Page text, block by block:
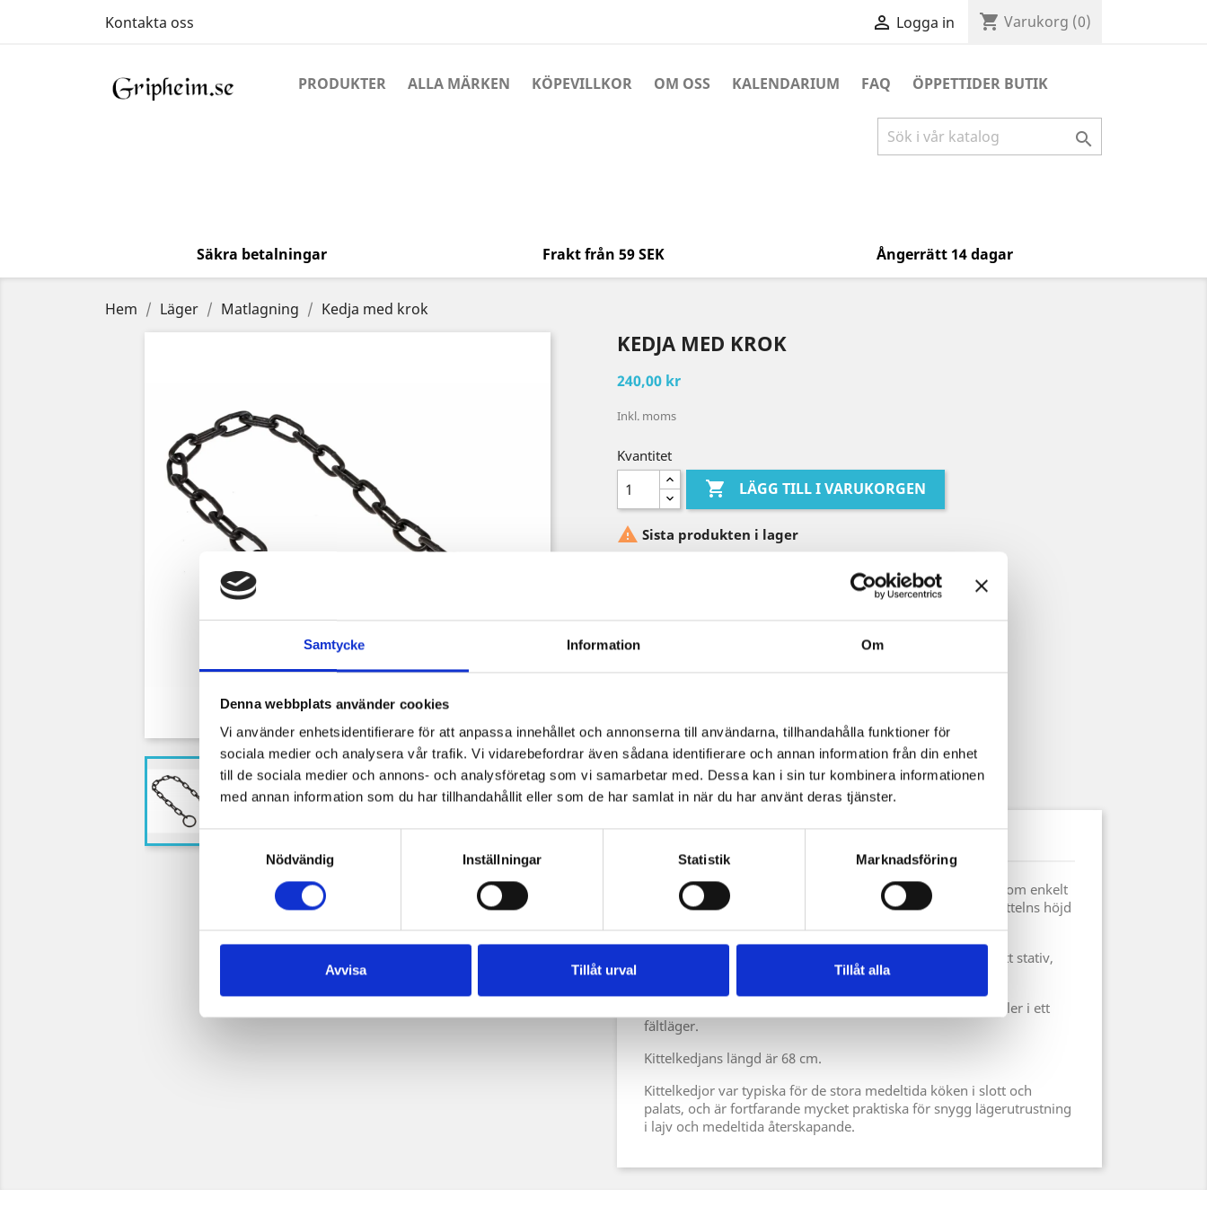
Samtycke Information Om
Denna webbplats använder cookies
Vi använder enhetsidentifierare för att anpassa innehållet och annonserna till användarna, tillhandahålla funktioner för
sociala medier och analysera vår trafik. Vi vidarebefordrar även sådana identifierare och annan information från din enhet
till de sociala medier och annons- och analysföretag som vi samarbetar med. Dessa kan i sin tur kombinera informationen
med annan information som du har tillhandahållit eller som de har samlat in när du har använt deras tjänster.
Nödvändig
Inställningar Statistik Marknadsföring
Avvisa Tillåt urval Tillåt alla
Kontakta oss  Logga in shopping_cart Varukorg (0)
PRODUKTER ALLA MÄRKEN KÖPEVILLKOR OM OSS KALENDARIUM FAQ ÖPPETTIDER BUTIK

Säkra betalningar Frakt från 59 SEK Ångerrätt 14 dagar
Hem Läger Matlagning Kedja med krok
KEDJA MED KROK
240,00 kr
Inkl. moms
Kvantitet
 LÄGG TILL I VARUKORGEN
 Sista produkten i lager
Ångerrätt 14 dagar
Den medeltida grimkedjan har en liten krok på ena sidan som enkelt
hakas fast i kittelns handtag eller i en länk i kedjan så att kittelns höjd
över elden enkelt kan justeras.
Ringen på motsatt sida av kittelkedjan hakas enkelt fast i ett stativ,
från vilket kedjan sedan hänger ner.
Perfekt för matlagning som under medeltiden på ett lajv eller i ett
fältläger.
Kittelkedjans längd är 68 cm.
Kittelkedjor var typiska för de stora medeltida köken i slott och
palats, och är fortfarande mycket praktiska för snygg lägerutrustning
i lajv och medeltida återskapande.